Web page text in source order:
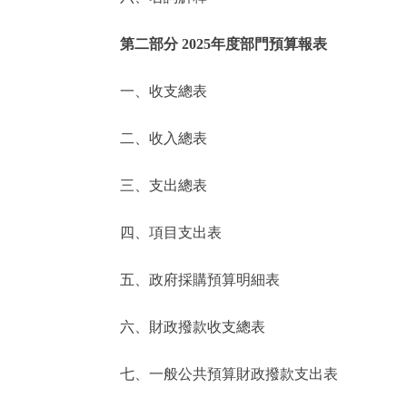
政民互動
12345網上接訴即辦
參與調查
走進北京
北京概況
綠色北京
ENGLISH
第二部分 2025年度部門預算報表
一、收支總表
二、收入總表
三、支出總表
四、項目支出表
五、政府採購預算明細表
六、財政撥款收支總表
七、一般公共預算財政撥款支出表